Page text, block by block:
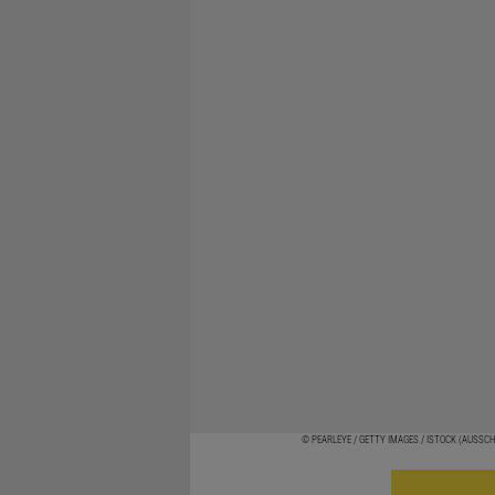
© PEARLEYE / GETTY IMAGES / ISTOCK